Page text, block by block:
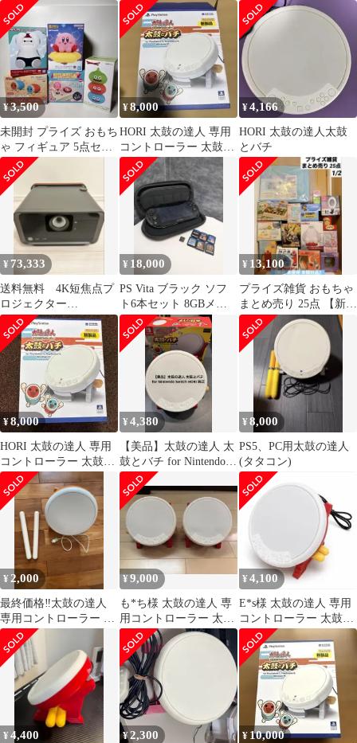
純正充電器 ソフト3本 ラー ト 和田どん 和田かつ
¥3,500
未開封 プライズ おもち
ゃ フィギュア 5点セッ
ト カービィ スライムな
ど
¥8,000
HORI 太鼓の達人 専用
コントローラー 太鼓と
バチ
¥4,166
HORI 太鼓の達人太鼓
とバチ
¥ 73,333
送料無料 4K短焦点プ
ロジェクター
ViewSonic X10-4K 中古
¥ 18,000
PS Vita ブラック ソフ
ト6本セット 8GBメモ
リーカード付き
¥ 13,100
プライズ雑貨 おもちゃ
まとめ売り 25点 【新品
未開封 未使用品】
¥8,000
HORI 太鼓の達人 専用
コントローラー 太鼓と
バチ PS5 PS4 PC
¥4,380
【美品】太鼓の達人 太
鼓とバチ for Nintendo
Switch HORI
¥8,000
PS5、PC用太鼓の達人
(タタコン)
¥ 2,000
最終価格‼️太鼓の達人
専用コントローラー 太
鼓とバチ 本体
¥9,000
も*ち様 太鼓の達人 専
用コントローラー 太鼓
とバチ 2個セット
¥ 4,100
E*s様 太鼓の達人 専用
コントローラー 太鼓と
バチ
¥4,400 ¥2,300 ¥ 10,000